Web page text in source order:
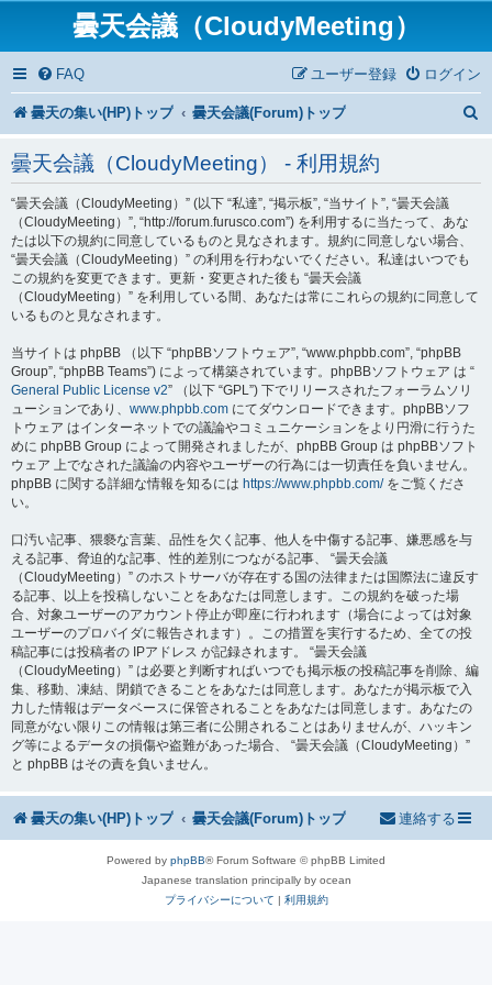
曇天会議（CloudyMeeting）
FAQ ログイン
ユーザー登録
曇天の集い(HP)トップ 曇天会議(Forum)トップ
曇天会議（CloudyMeeting） - 利用規約
“曇天会議（CloudyMeeting）” (以下 “私達”, “掲示板”, “当サイト”, “曇天会議
（CloudyMeeting）”, “http://forum.furusco.com”) を利用するに当たって、あな
たは以下の規約に同意しているものと見なされます。規約に同意しない場合、
“曇天会議（CloudyMeeting）” の利用を行わないでください。私達はいつでも
この規約を変更できます。更新・変更された後も “曇天会議
（CloudyMeeting）” を利用している間、あなたは常にこれらの規約に同意して
いるものと見なされます。
当サイトは phpBB （以下 “phpBBソフトウェア”, “www.phpbb.com”, “phpBB
Group”, “phpBB Teams”) によって構築されています。phpBBソフトウェア は “
General Public License v2” （以下 “GPL”) 下でリリースされたフォーラムソリ
ューションであり、 www.phpbb.com にてダウンロードできます。phpBBソフ
トウェア はインターネットでの議論やコミュニケーションをより円滑に行うた
めに phpBB Group によって開発されましたが、phpBB Group は phpBBソフト
ウェア 上でなされた議論の内容やユーザーの行為には一切責任を負いません。
phpBB に関する詳細な情報を知るには https://www.phpbb.com/をご覧くださ
い。
口汚い記事、猥褻な言葉、品性を欠く記事、他人を中傷する記事、嫌悪感を与
える記事、脅迫的な記事、性的差別につながる記事、 “曇天会議
（CloudyMeeting）” のホストサーバが存在する国の法律または国際法に違反す
る記事、以上を投稿しないことをあなたは同意します。この規約を破った場
合、対象ユーザーのアカウント停止が即座に行われます（場合によっては対象
ユーザーのプロバイダに報告されます）。この措置を実行するため、全ての投
稿記事には投稿者の IPアドレス が記録されます。 “曇天会議
（CloudyMeeting）” は必要と判断すればいつでも掲示板の投稿記事を削除、編
集、移動、凍結、閉鎖できることをあなたは同意します。あなたが掲示板で入
力した情報はデータベースに保管されることをあなたは同意します。あなたの
同意がない限りこの情報は第三者に公開されることはありませんが、ハッキン
グ等によるデータの損傷や盗難があった場合、 “曇天会議（CloudyMeeting）”
と phpBB はその責を負いません。
曇天の集い(HP)トップ 曇天会議(Forum)トップ 連絡する
Powered by phpBB® Forum Software © phpBB Limited
Japanese translation principally by ocean
プライバシーについて | 利用規約